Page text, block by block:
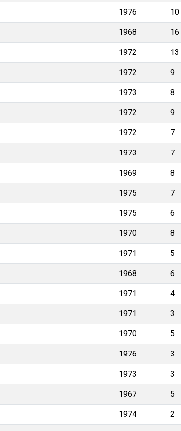
1976 10
1968 16
1972 13
1972 9
1973 8
1972 9
1972 7
1973 7
1969 8
1975 7
1975 6
1970 8
1971 5
1968 6
1971 4
1971 3
1970 5
1976 3
1973 3
1967 5
1974 2